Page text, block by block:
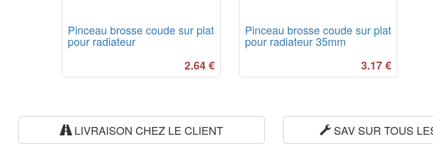
Pinceau brosse coude sur plat
pour radiateur
2.64 €
Pinceau brosse coude sur plat
pour radiateur 35mm
3.17€
LIVRAISON CHEZ LE CLIENT SAV SUR TOUS